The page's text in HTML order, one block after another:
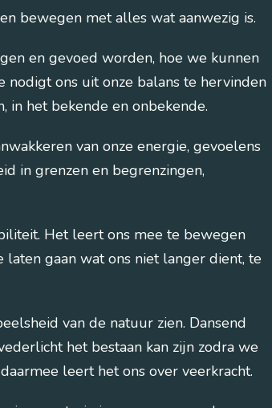
bewegen met alles wat aanwezig is.
en gevoed worden, hoe we kunnen
nodigt ons uit onze balans te hervinden
in het bekende en onbekende.
van onze energie, gevoelens
in grenzen en begrenzingen,
Het leert ons mee te bewegen
gaan wat ons niet langer dient, te
van de natuur zien. Dansend
het bestaan kan zijn zodra we
leert het ons over veerkracht.